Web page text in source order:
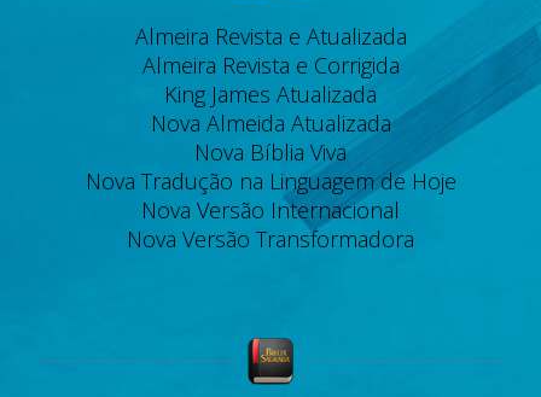
Almeira Revista e Atualizada
Almeira Revista e Corrigida
King James Atualizada
Nova Almeida Atualizada
Nova Bíblia Viva
Nova Tradução na Linguagem de Hoje
Nova Versão Internacional
Nova Versão Transformadora